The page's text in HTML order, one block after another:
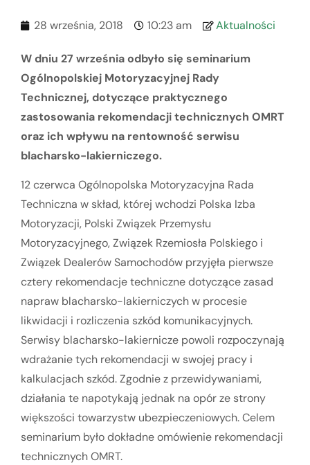
28 września, 2018 10:23 am Aktualności
W dniu 27 września odbyło się seminarium
Ogólnopolskiej Motoryzacyjnej Rady
Technicznej, dotyczące praktycznego
zastosowania rekomendacji technicznych OMRT
oraz ich wpływu na rentowność serwisu
blacharsko-lakierniczego.
12 czerwca Ogólnopolska Motoryzacyjna Rada
Techniczna w skład, której wchodzi Polska Izba
Motoryzacji, Polski Związek Przemysłu
Motoryzacyjnego, Związek Rzemiosła Polskiego i
Związek Dealerów Samochodów przyjęła pierwsze
cztery rekomendacje techniczne dotyczące zasad
napraw blacharsko-lakierniczych w procesie
likwidacji i rozliczenia szkód komunikacyjnych.
Serwisy blacharsko-lakiernicze powoli rozpoczynają
wdrażanie tych rekomendacji w swojej pracy i
kalkulacjach szkód. Zgodnie z przewidywaniami,
działania te napotykają jednak na opór ze strony
większości towarzystw ubezpieczeniowych. Celem
seminarium było dokładne omówienie rekomendacji
technicznych OMRT.